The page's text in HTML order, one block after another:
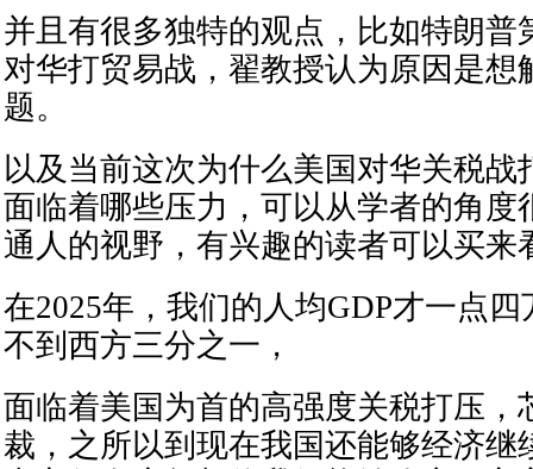
并且有很多独特的观点，比如特朗普
对华打贸易战，翟教授认为原因是想
题。
以及当前这次为什么美国对华关税战
面临着哪些压力，可以从学者的角度
通人的视野，有兴趣的读者可以买来
在2025年，我们的人均GDP才一点
不到西方三分之一，
面临着美国为首的高强度关税打压，
裁，之所以到现在我国还能够经济继